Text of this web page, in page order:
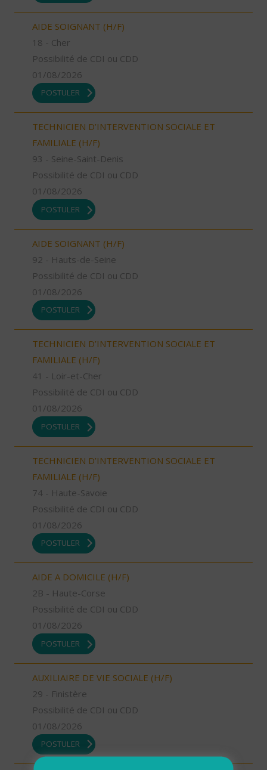
AIDE SOIGNANT (H/F)
18 - Cher
Possibilité de CDI ou CDD
01/08/2026
POSTULER
TECHNICIEN D’INTERVENTION SOCIALE ET
FAMILIALE (H/F)
93 - Seine-Saint-Denis
Possibilité de CDI ou CDD
01/08/2026
POSTULER
AIDE SOIGNANT (H/F)
92 - Hauts-de-Seine
Possibilité de CDI ou CDD
01/08/2026
POSTULER
TECHNICIEN D’INTERVENTION SOCIALE ET
FAMILIALE (H/F)
41 - Loir-et-Cher
Possibilité de CDI ou CDD
01/08/2026
POSTULER
TECHNICIEN D’INTERVENTION SOCIALE ET
FAMILIALE (H/F)
74 - Haute-Savoie
Possibilité de CDI ou CDD
01/08/2026
POSTULER
AIDE A DOMICILE (H/F)
2B - Haute-Corse
Possibilité de CDI ou CDD
01/08/2026
POSTULER
AUXILIAIRE DE VIE SOCIALE (H/F)
29 - Finistère
Possibilité de CDI ou CDD
01/08/2026
POSTULER